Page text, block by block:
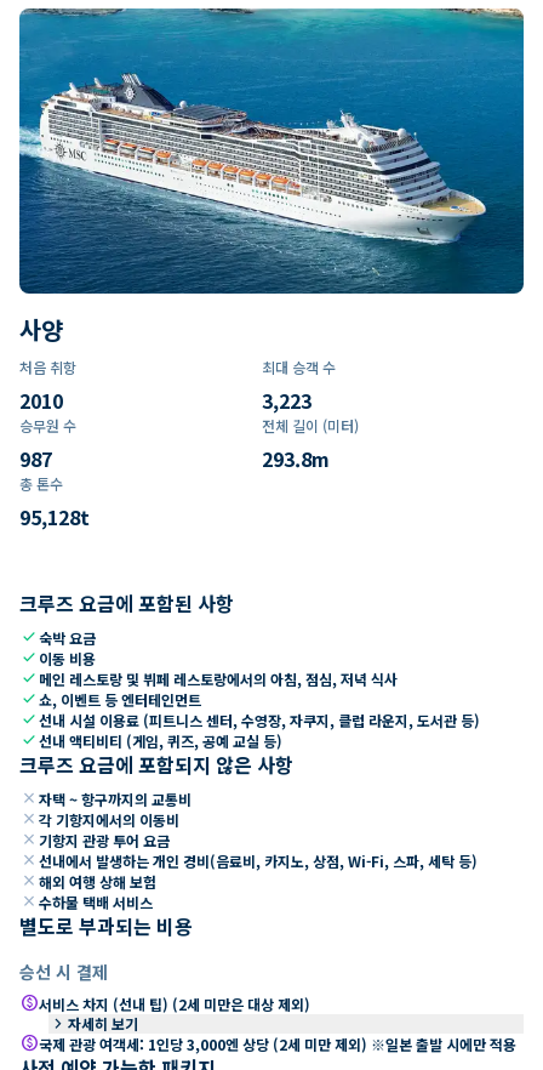
사양
처음 취항
2010
최대 승객 수
3,223
승무원 수
987
전체 길이 (미터)
293.8m
총 톤수
95,128t
크루즈 요금에 포함된 사항
check숙박 요금
check 이동 비용
check 메인 레스토랑 및 뷔페 레스토랑에서의 아침, 점심, 저녁 식사
check쇼, 이벤트 등 엔터테인먼트
check선내 시설 이용료 (피트니스 센터, 수영장, 자쿠지, 클럽 라운지, 도서관 등)
check선내 액티비티 (게임, 퀴즈, 공예 교실 등)
크루즈 요금에 포함되지 않은 사항
close 자택 ~ 항구까지의 교통비
close 각 기항지에서의 이동비
close 기항지 관광 투어 요금
close 선내에서 발생하는 개인 경비(음료비, 카지노, 상점, Wi-Fi, 스파, 세탁 등)
close 해외 여행 상해 보험
close 수하물 택배 서비스
별도로 부과되는 비용
승선 시 결제
paid서비스 차지 (선내 팁) (2세 미만은 대상 제외)
keyboard_arrow_right 자세히 보기
paid국제 관광 여객세: 1인당 3,000엔 상당 (2세 미만 제외) ※일본 출발 시에만 적용